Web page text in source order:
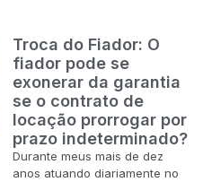
Troca do Fiador: O
fiador pode se
exonerar da garantia
se o contrato de
locação prorrogar por
prazo indeterminado?
Durante meus mais de dez
anos atuando diariamente no